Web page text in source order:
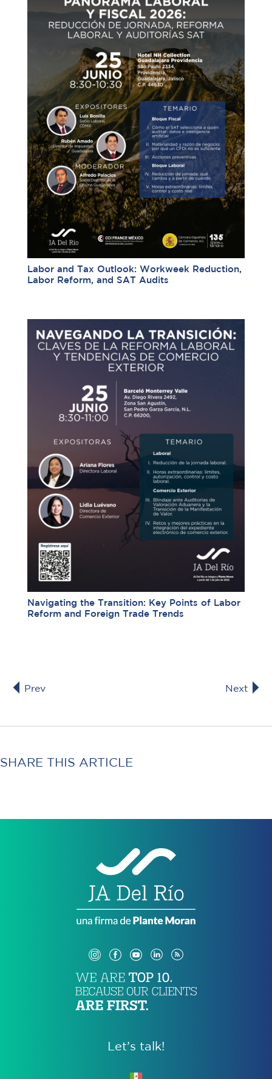
Labor and Tax Outlook: Workweek Reduction,
Labor Reform, and SAT Audits
Navigating the Transition: Key Points of Labor
Reform and Foreign Trade Trends
Prev Next
SHARE THIS ARTICLE
Let’s talk!